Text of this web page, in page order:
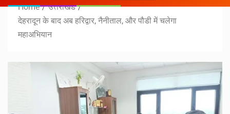
Home
उत्तराखंड
देहरादून के बाद अब हरिद्वार, नैनीताल, और पौडी में चलेगा
महाअभियान